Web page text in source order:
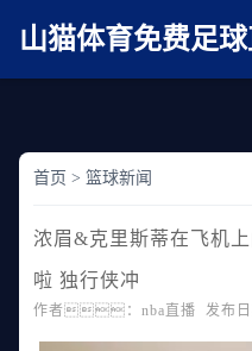
AV在线无码麻豆
山猫体育免费足
首页 > 篮球新闻
浓眉&克里斯蒂在飞
啦 独行侠冲
作者：nba直播 发布日